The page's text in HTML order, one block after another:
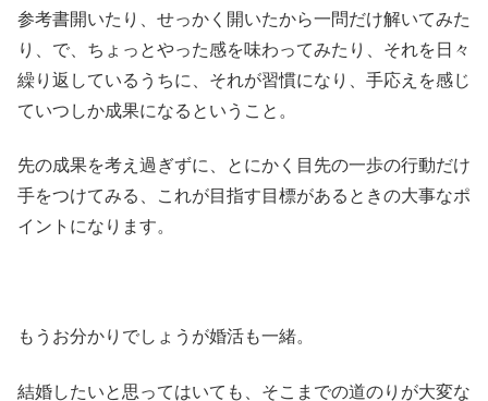
参考書開いたり、せっかく開いたから一問だけ解いてみた
り、で、ちょっとやった感を味わってみたり、それを日々
繰り返しているうちに、それが習慣になり、手応えを感じ
ていつしか成果になるということ。
先の成果を考え過ぎずに、とにかく目先の一歩の行動だけ
手をつけてみる、これが目指す目標があるときの大事なポ
イントになります。
もうお分かりでしょうが婚活も一緒。
結婚したいと思ってはいても、そこまでの道のりが大変な